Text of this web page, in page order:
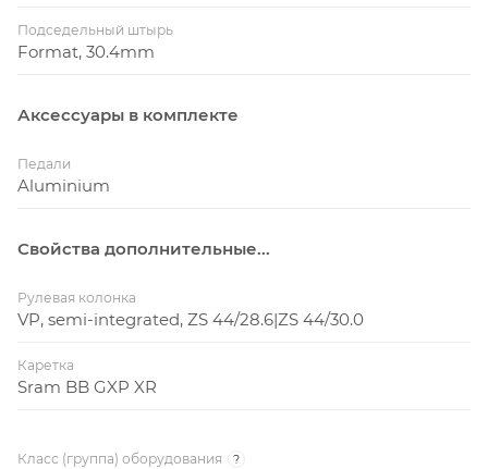
Подседельный штырь
Format, 30.4mm
Аксессуары в комплекте
Педали
Aluminium
Свойства дополнительные...
Рулевая колонка
VP, semi-integrated, ZS 44/28.6|ZS 44/30.0
Каретка
Sram BB GXP XR
Класс (группа) оборудования ?